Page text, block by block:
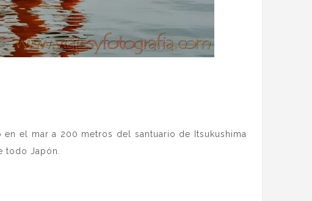
el mar a 200 metros del santuario de Itsukushima
todo Japón.